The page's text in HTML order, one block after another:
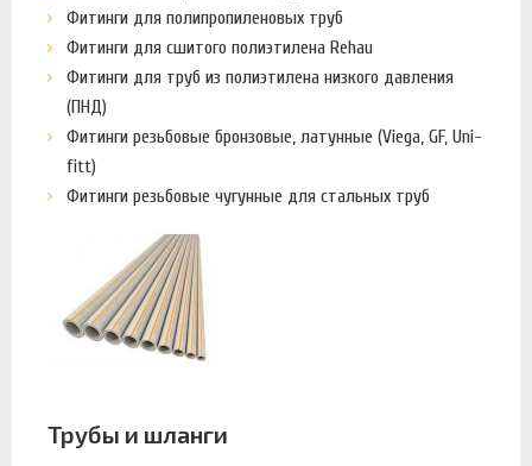
Фитинги для полипропиленовых труб
Фитинги для сшитого полиэтилена Rehau
Фитинги для труб из полиэтилена низкого давления
(ПНД)
Фитинги резьбовые бронзовые, латунные (Viega, GF, Uni-
fitt)
Фитинги резьбовые чугунные для стальных труб
Трубы и шланги